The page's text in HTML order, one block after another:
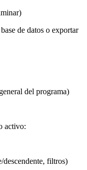
de datos o exportar
del programa)
activo:
descendente, filtros)